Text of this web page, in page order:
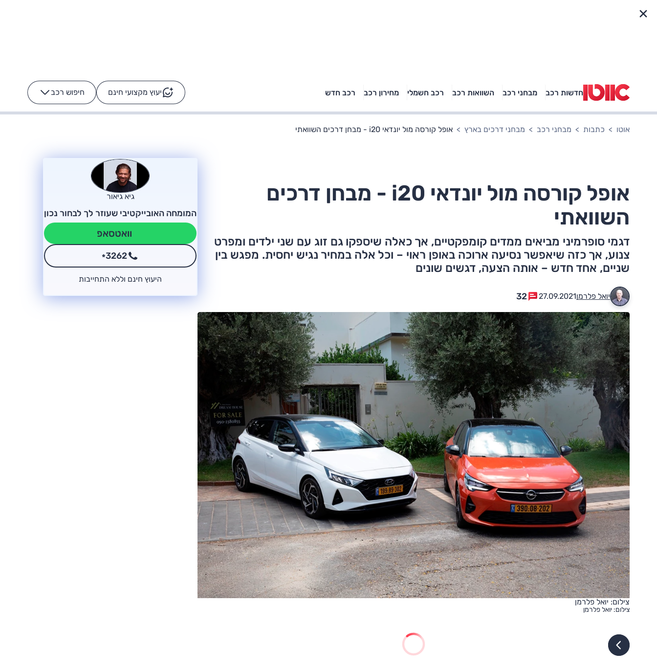
חדשות רכב מבחני רכב השוואות רכב רכב חשמלי מחירון רכב רכב חדש יעוץ מקצועי חינם חיפוש רכב -
באיזה רכב פנאי נוסעת
טויוטה ראב 4, קיה
ספורטאז' לונג ויונדאי
הנייר ועל הכביש
רכבי הסלבס: על מה נוסע
הרכב לא מתקלקל. המסך
כן
אוטו כתבות מבחני רכב מבחני דרכים בארץ אופל קורסה מול יונדאי i20 - מבחן דרכים השוואתי
אופל קורסה מול יונדאי i20 - מבחן דרכים
השוואתי
דגמי סופרמיני מביאים ממדים קומפקטיים, אך כאלה שיספקו גם זוג עם שני ילדים ומפרט
צנוע, אך כזה שיאפשר נסיעה ארוכה באופן ראוי – וכל אלה במחיר נגיש יחסית. מפגש בין
שניים, אחד חדש – אותה הצעה, דגשים שונים
יואל פלרמן27.09.2021
32
צילום: יואל פלרמן
צילום: יואל פלרמן
גיא גיאור
המומחה האובייקטיבי שעוזר לך לבחור נכון
וואטסאפ
*3262
היעוץ חינם וללא התחייבות